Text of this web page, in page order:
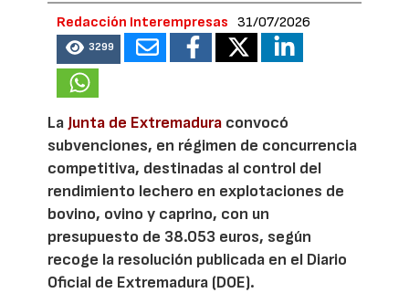
Redacción Interempresas 31/07/2026
3299
La Junta de Extremadura convocó
subvenciones, en régimen de concurrencia
competitiva, destinadas al control del
rendimiento lechero en explotaciones de
bovino, ovino y caprino, con un
presupuesto de 38.053 euros, según
recoge la resolución publicada en el Diario
Oficial de Extremadura (DOE).